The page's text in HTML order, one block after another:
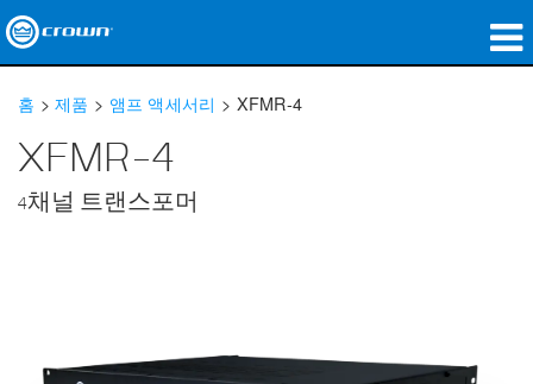
응용 분야
네트워크 오디오
홈 >제품 > 앰프 액세서리 > XFMR-4
XFMR-4
4채널 트랜스포머